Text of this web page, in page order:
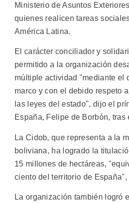
Ministerio de Asuntos
quienes realicen tareas
América Latina.
El carácter conciliador y
permitido a la organización
múltiple actividad "mediante el
marco y con el debido respeto
las leyes del estado", dijo el
España, Felipe de Borbón, tras
La Cidob, que representa a la
boliviana, ha logrado la
15 millones de hectáreas,
ciento del territorio de
La organización también logró